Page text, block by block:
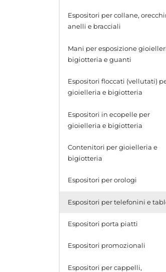
Scalette
Espositori per collane,
anelli e bracciali
Espositori per collane
Espositori per anelli
Mani per esposizione
bigiotteria e guanti
Espositori floccati (vellutati)
gioielleria e bigiotteria
Espositori in ecopelle per
gioielleria e bigiotteria
Contenitori per gioielleria e
bigiotteria
Espositori per orologi
Espositori per telefonini e
Espositori porta piatti
Espositori promozionali
Espositori per cappelli,